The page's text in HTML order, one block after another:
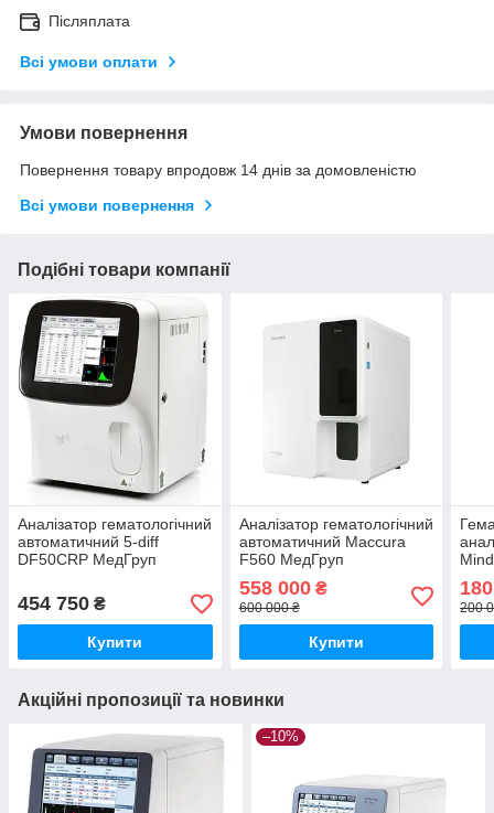
Післяплата
Всі умови оплати
Умови повернення
Повернення товару впродовж 14 днів за домовленістю
Всі умови повернення
Подібні товари компанії
Аналізатор гематологічний
автоматичний 5-diff
DF50CRP МедГруп
454 750 ₴
Купити
Аналізатор гематологічний
автоматичний Maccura
F560 МедГруп
558 000₴
600 000 ₴
Купити
200
Акційні пропозиції та новинки
–10%